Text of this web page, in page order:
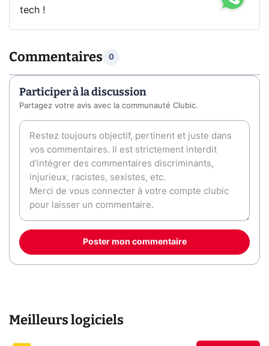
tech !
Commentaires 0
Participer à la discussion
Partagez votre avis avec la communauté Clubic.
Poster mon commentaire
Meilleurs logiciels